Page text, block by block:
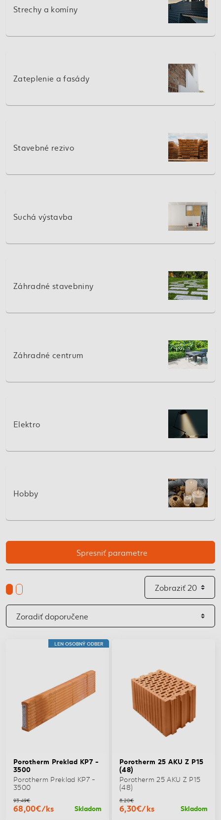
Strechy a komíny
Zateplenie a fasády
Stavebné rezivo
Suchá výstavba
Záhradné stavebniny
Záhradné centrum
Elektro
Hobby
Spresniť parametre
LEN OSOBNÝ ODBER
Porotherm Preklad KP7 -
3500
Porotherm Preklad KP7 -
3500
93,49€
68,00€/ks Skladom
Porotherm 25 AKU Z P15
(48)
Porotherm 25 AKU Z P15
(48)
8,20€
6,30€/ks Skladom